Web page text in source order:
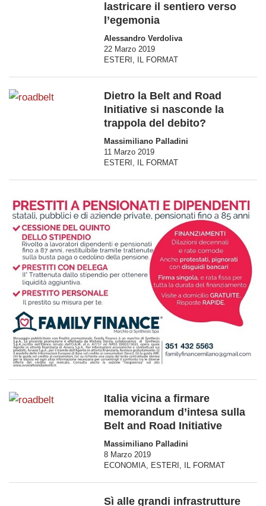
lastricare il sentiero verso
l’egemonia
Alessandro Verdoliva
22 Marzo 2019
ESTERI , IL FORMAT
Dietro la Belt and Road
Initiative si nasconde la
trappola del debito?
Massimiliano Palladini
11 Marzo 2019
ESTERI , IL FORMAT
Italia vicina a firmare
memorandum d’intesa sulla
Belt and Road Initiative
Massimiliano Palladini
8 Marzo 2019
ECONOMIA
ESTERI IL FORMAT
Sì alle grandi infrastrutture